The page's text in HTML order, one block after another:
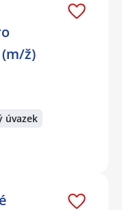
ž)
úvazek